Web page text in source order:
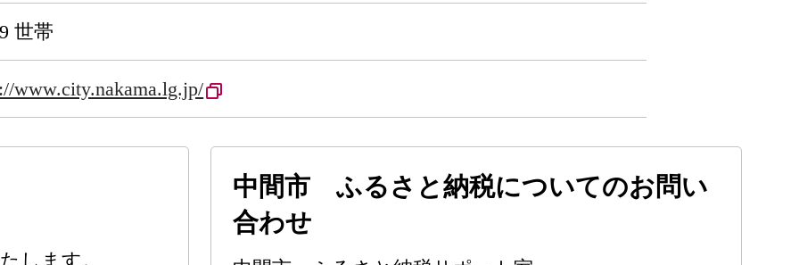
世帯
www.city.nakama.lg.jp/
します。
中間市 ふるさと納税についてのお問い
合わせ